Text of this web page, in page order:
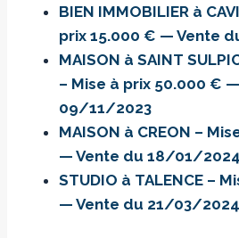
BIEN IMMOBILIER à
prix 15.000 € — Vente
MAISON à SAINT
– Mise à prix 50.000 €
09/11/2023
MAISON à CREON –
— Vente du 18/01/2024
STUDIO à TALENCE –
— Vente du 21/03/2024